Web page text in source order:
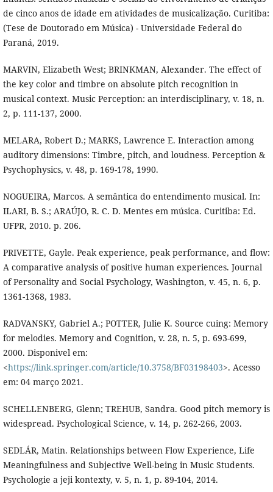
de cinco anos de idade em atividades de musicalização. Curitiba:
(Tese de Doutorado em Música) - Universidade Federal do
Paraná, 2019.
MARVIN, Elizabeth West; BRINKMAN, Alexander. The effect of
the key color and timbre on absolute pitch recognition in
musical context. Music Perception: an interdisciplinary, v. 18, n.
2, p. 111-137, 2000.
MELARA, Robert D.; MARKS, Lawrence E. Interaction among
auditory dimensions: Timbre, pitch, and loudness. Perception &
Psychophysics, v. 48, p. 169-178, 1990.
NOGUEIRA, Marcos. A semântica do entendimento musical. In:
ILARI, B. S.; ARAÚJO, R. C. D. Mentes em música. Curitiba: Ed.
UFPR, 2010. p. 206.
PRIVETTE, Gayle. Peak experience, peak performance, and flow:
A comparative analysis of positive human experiences. Journal
of Personality and Social Psychology, Washington, v. 45, n. 6, p.
1361-1368, 1983.
RADVANSKY, Gabriel A.; POTTER, Julie K. Source cuing: Memory
for melodies. Memory and Cognition, v. 28, n. 5, p. 693-699,
2000. Disponivel em:
<https://link.springer.com/article/10.3758/BF03198403>. Acesso
em: 04 março 2021.
SCHELLENBERG, Glenn; TREHUB, Sandra. Good pitch memory is
widespread. Psychological Science, v. 14, p. 262-266, 2003.
SEDLÁR, Matin. Relationships between Flow Experience, Life
Meaningfulness and Subjective Well-being in Music Students.
Psychologie a jeji kontexty, v. 5, n. 1, p. 89-104, 2014.